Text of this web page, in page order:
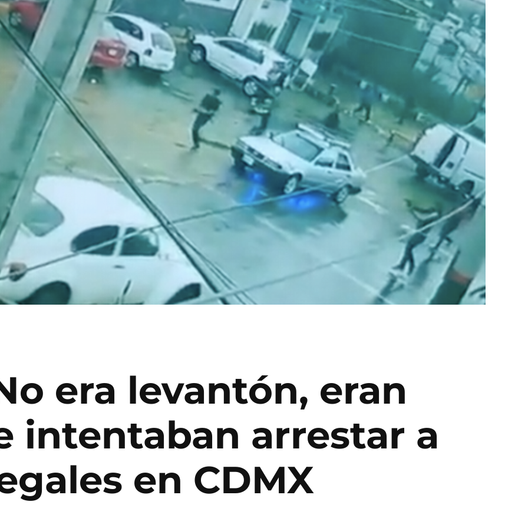
era levantón, eran
intentaban arrestar a
en CDMX